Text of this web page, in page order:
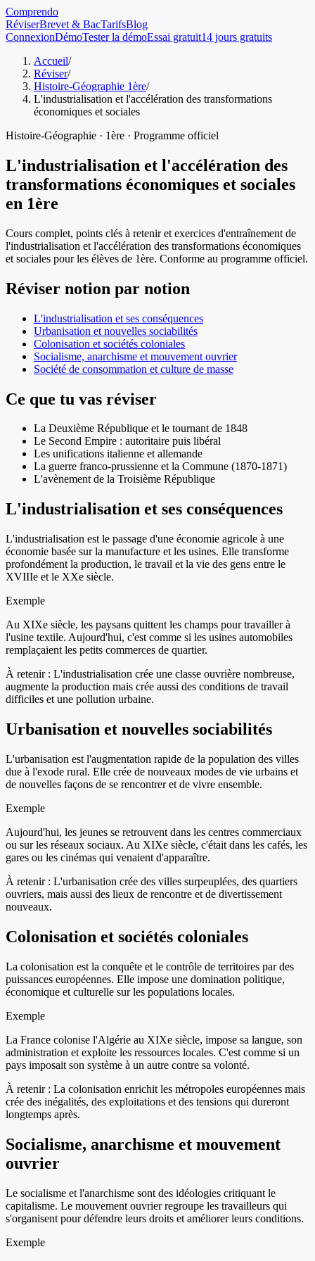
Comprendo
RéviserBrevet & BacTarifsBlog
ConnexionDémoTester la démoEssai gratuit14 jours gratuits
Accueil/
Réviser/
Histoire-Géographie 1ère/
L'industrialisation et l'accélération des transformations
économiques et sociales
Histoire-Géographie · 1ère · Programme officiel
L'industrialisation et l'accélération des
transformations économiques et sociales
en 1ère
Cours complet, points clés à retenir et exercices d'entraînement de
l'industrialisation et l'accélération des transformations économiques
et sociales pour les élèves de 1ère. Conforme au programme officiel.
Réviser notion par notion
L'industrialisation et ses conséquences
Urbanisation et nouvelles sociabilités
Colonisation et sociétés coloniales
Socialisme, anarchisme et mouvement ouvrier
Société de consommation et culture de masse
Ce que tu vas réviser
La Deuxième République et le tournant de 1848
Le Second Empire : autoritaire puis libéral
Les unifications italienne et allemande
La guerre franco-prussienne et la Commune (1870-1871)
L'avènement de la Troisième République
L'industrialisation et ses conséquences
L'industrialisation est le passage d'une économie agricole à une
économie basée sur la manufacture et les usines. Elle transforme
profondément la production, le travail et la vie des gens entre le
XVIIIe et le XXe siècle.
Exemple
Au XIXe siècle, les paysans quittent les champs pour travailler à
l'usine textile. Aujourd'hui, c'est comme si les usines automobiles
remplaçaient les petits commerces de quartier.
À retenir : L'industrialisation crée une classe ouvrière nombreuse,
augmente la production mais crée aussi des conditions de travail
difficiles et une pollution urbaine.
Urbanisation et nouvelles sociabilités
L'urbanisation est l'augmentation rapide de la population des villes
due à l'exode rural. Elle crée de nouveaux modes de vie urbains et
de nouvelles façons de se rencontrer et de vivre ensemble.
Exemple
Aujourd'hui, les jeunes se retrouvent dans les centres commerciaux
ou sur les réseaux sociaux. Au XIXe siècle, c'était dans les cafés, les
gares ou les cinémas qui venaient d'apparaître.
À retenir : L'urbanisation crée des villes surpeuplées, des quartiers
ouvriers, mais aussi des lieux de rencontre et de divertissement
nouveaux.
Colonisation et sociétés coloniales
La colonisation est la conquête et le contrôle de territoires par des
puissances européennes. Elle impose une domination politique,
économique et culturelle sur les populations locales.
Exemple
La France colonise l'Algérie au XIXe siècle, impose sa langue, son
administration et exploite les ressources locales. C'est comme si un
pays imposait son système à un autre contre sa volonté.
À retenir : La colonisation enrichit les métropoles européennes mais
crée des inégalités, des exploitations et des tensions qui dureront
longtemps après.
Socialisme, anarchisme et mouvement
ouvrier
Le socialisme et l'anarchisme sont des idéologies critiquant le
capitalisme. Le mouvement ouvrier regroupe les travailleurs qui
s'organisent pour défendre leurs droits et améliorer leurs conditions.
Exemple